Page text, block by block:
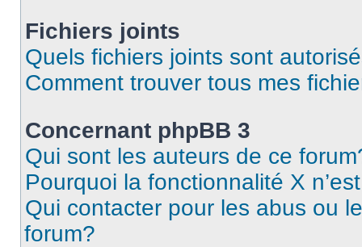
Fichiers joints
Quels fichiers joints sont
Comment trouver tous mes
Concernant phpBB 3
Qui sont les auteurs de ce
Pourquoi la fonctionnalité X
Qui contacter pour les abus ou
forum?